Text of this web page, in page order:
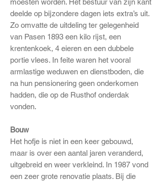
moesten worden. Het bestuur van zijn kant
deelde op bijzondere dagen iets extra’s uit.
Zo omvatte de uitdeling ter gelegenheid
van Pasen 1893 een kilo rijst, een
krentenkoek, 4 eieren en een dubbele
portie vlees. In feite waren het vooral
armlastige weduwen en dienstboden, die
na hun pensionering geen onderkomen
hadden, die op de Rusthof onderdak
vonden.
Bouw
Het hofje is niet in een keer gebouwd,
maar is over een aantal jaren veranderd,
uitgebreid en weer verkleind. In 1987 vond
een zeer grote renovatie plaats. Bij die